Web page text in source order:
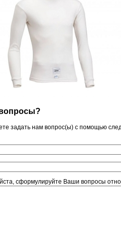
задать нам вопрос(ы) с помощью
сформулируйте Ваши вопросы